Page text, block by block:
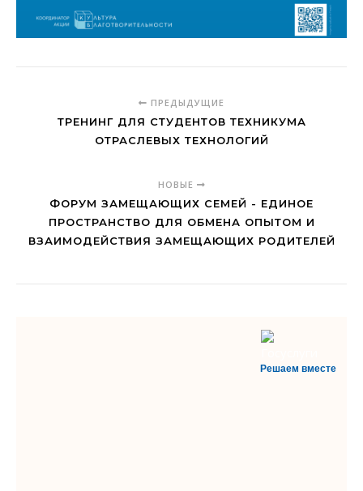
ПРЕДЫДУЩИЕ
ТРЕНИНГ ДЛЯ СТУДЕНТОВ ТЕХНИКУМА
ОТРАСЛЕВЫХ ТЕХНОЛОГИЙ
НОВЫЕ
ФОРУМ ЗАМЕЩАЮЩИХ СЕМЕЙ - ЕДИНОЕ
ПРОСТРАНСТВО ДЛЯ ОБМЕНА ОПЫТОМ И
ВЗАИМОДЕЙСТВИЯ ЗАМЕЩАЮЩИХ РОДИТЕЛЕЙ
Решаем вместе